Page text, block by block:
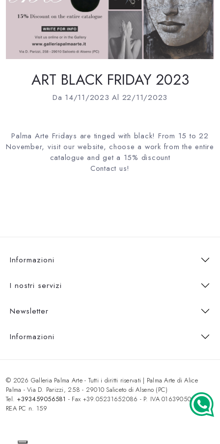
ART BLACK FRIDAY 2023
Da 14/11/2023 Al 22/11/2023
Palma Arte Fridays are tinged with black! From 15 to 22
November, visit our website, choose a work from the entire
catalogue and get a 15% discount
Contact us!
Informazioni
I nostri servizi
Newsletter
Informazioni
© 2026 Galleria Palma Arte - Tutti i diritti riservati | Palma Arte di Alice
Palma - Via D. Parizzi, 258 - 29010 Saliceto di Alseno (PC)
Tel. +393459056581 - Fax +39.05231652086 - P. IVA 01639050333 -
REA PC n. 159